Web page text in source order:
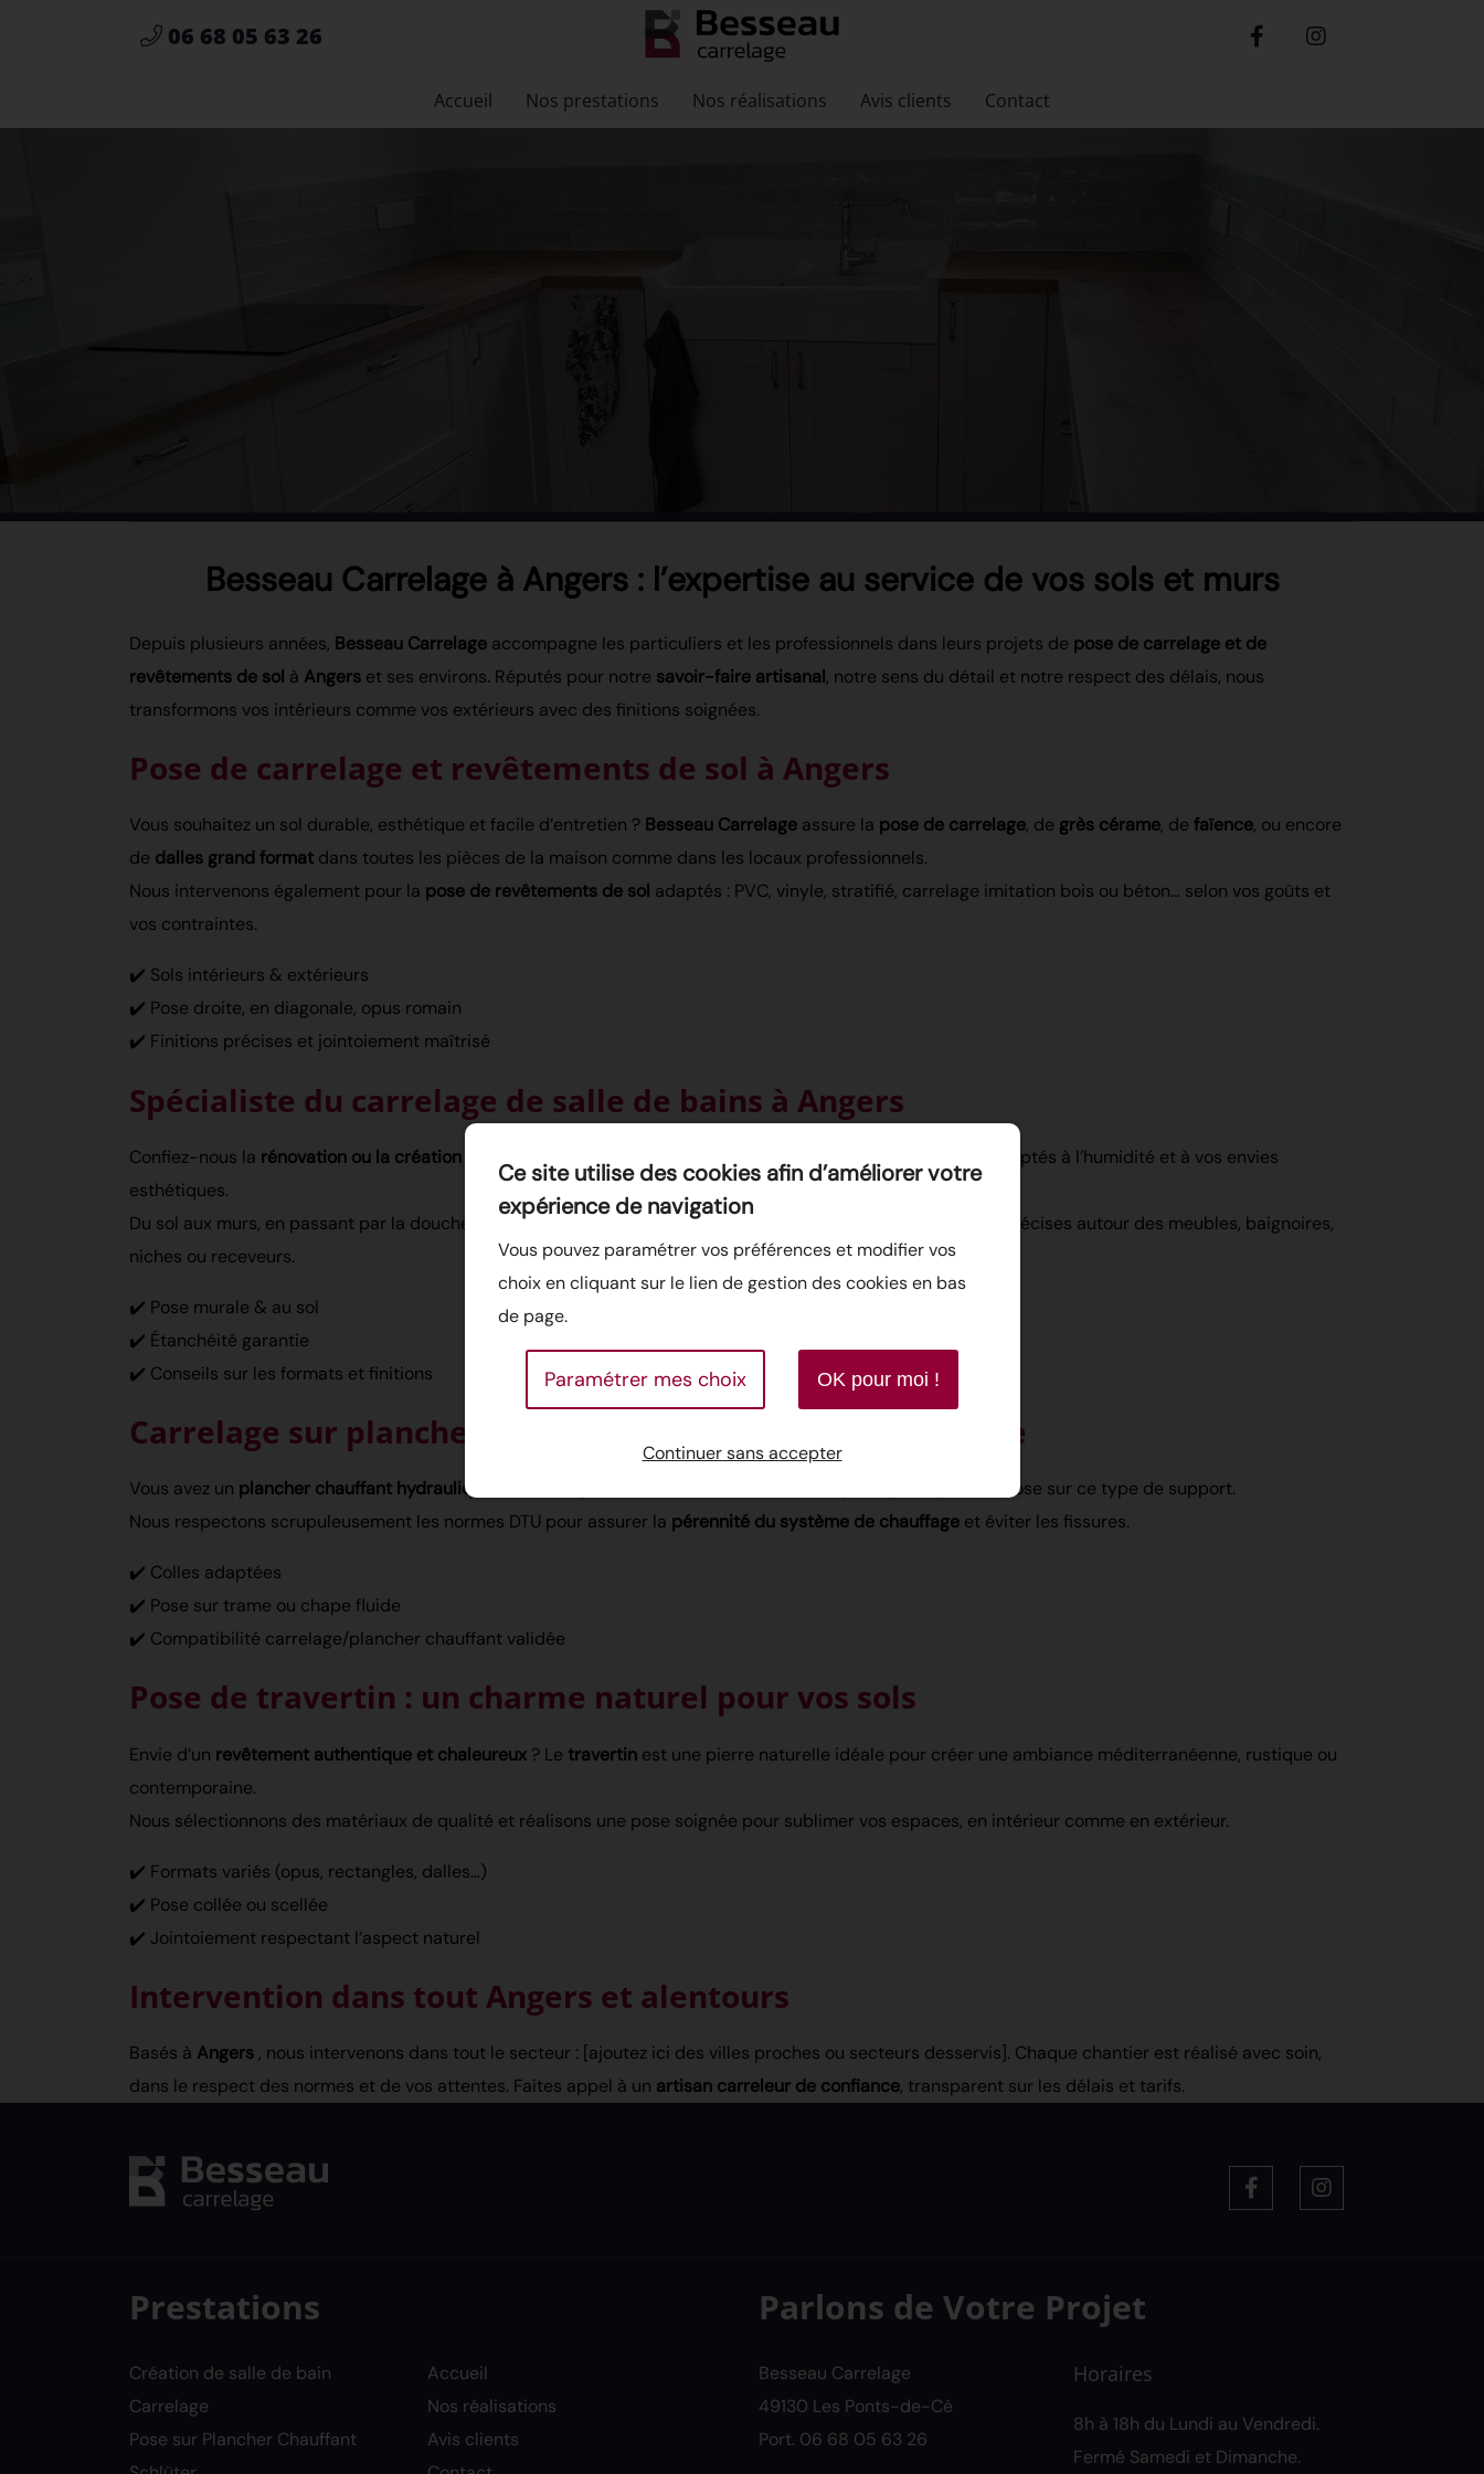
06 68 05 63 26
Accueil Nos prestations Nos réalisations Avis clients Contact
Besseau Carrelage à Angers : l’expertise au service de vos sols et murs
Depuis plusieurs années, Besseau Carrelage accompagne les particuliers et les professionnels dans leurs projets de pose de carrelage et de
revêtements de sol à Angers et ses environs. Réputés pour notre savoir-faire artisanal, notre sens du détail et notre respect des délais, nous
transformons vos intérieurs comme vos extérieurs avec des finitions soignées.
Pose de carrelage et revêtements de sol à Angers
Vous souhaitez un sol durable, esthétique et facile d’entretien ? Besseau Carrelage assure la pose de carrelage, de grès cérame, de faïence, ou encore
de dalles grand format dans toutes les pièces de la maison comme dans les locaux professionnels.
Nous intervenons également pour la pose de revêtements de sol adaptés : PVC, vinyle, stratifié, carrelage imitation bois ou béton… selon vos goûts et
vos contraintes.
✔️ Sols intérieurs & extérieurs
✔️ Pose droite, en diagonale, opus romain
✔️ Finitions précises et jointoiement maîtrisé
Spécialiste du carrelage de salle de bains à Angers
Confiez-nous la rénovation ou la création de votre salle de bains
. Nous vous aidons à choisir les matériaux adaptés à l’humidité et à vos envies
esthétiques.
Du sol aux murs, en passant par la douche à l’italienne, nous réalisons des
poses complexes
avec découpes précises autour des meubles, baignoires,
niches ou receveurs.
✔️ Pose murale & au sol
✔️ Étanchéité garantie
✔️ Conseils sur les formats et finitions
Carrelage sur plancher chauffant : confort et performance
Vous avez un plancher chauffant hydraulique ou électrique
? Nous maîtrisons les techniques spécifiques de pose sur ce type de support.
Nous respectons scrupuleusement les normes DTU pour assurer la pérennité du système de chauffage et éviter les fissures.
✔️ Colles adaptées
✔️ Pose sur trame ou chape fluide
✔️ Compatibilité carrelage/plancher chauffant validée
Pose de travertin : un charme naturel pour vos sols
Envie d’un revêtement authentique et chaleureux ? Le travertin est une pierre naturelle idéale pour créer une ambiance méditerranéenne, rustique ou
contemporaine.
Nous sélectionnons des matériaux de qualité et réalisons une pose soignée pour sublimer vos espaces, en intérieur comme en extérieur.
✔️ Formats variés (opus, rectangles, dalles…)
✔️ Pose collée ou scellée
✔️ Jointoiement respectant l’aspect naturel
Intervention dans tout Angers et alentours
Basés à Angers , nous intervenons dans tout le secteur : [ajoutez ici des villes proches ou secteurs desservis]. Chaque chantier est réalisé avec soin,
dans le respect des normes et de vos attentes. Faites appel à un artisan carreleur de confiance, transparent sur les délais et tarifs.
Prestations
Accueil
Création de salle de bain
Carrelage
Pose sur Plancher Chauffant
Nos réalisations
Avis clients
Parlons de Votre Projet
Besseau Carrelage
49130 Les Ponts-de-Cé
Port. 06 68 05 63 26
Horaires
8h à 18h du Lundi au Vendredi.
Fermé Samedi et Dimanche.
Ce site utilise des cookies afin d’améliorer votre
expérience de navigation
Vous pouvez paramétrer vos préférences et modifier vos
choix en cliquant sur le lien de gestion des cookies en bas
de page.
Paramétrer mes choix OK pour moi !
Continuer sans accepter